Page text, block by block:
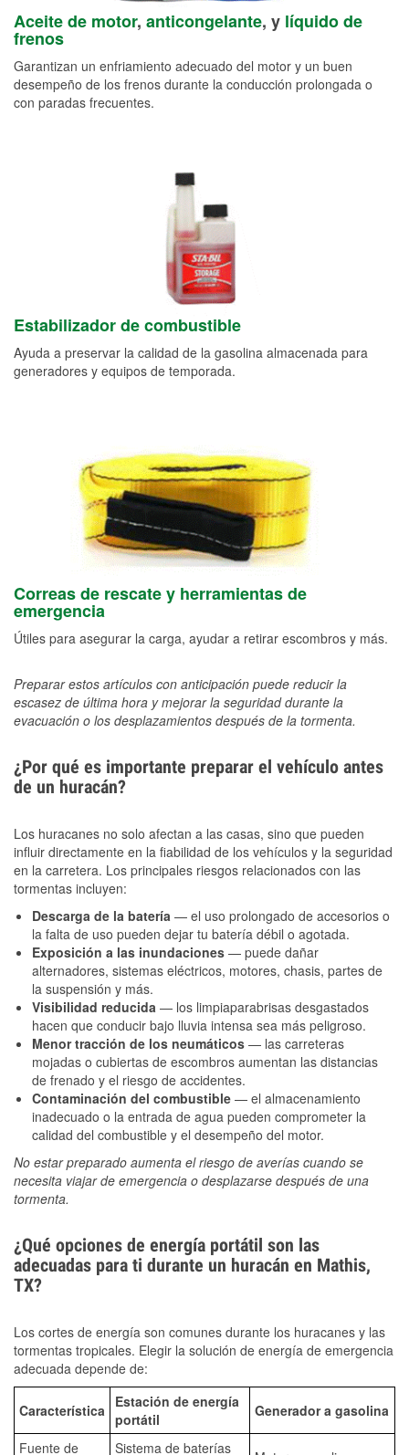
Aceite de motor, anticongelante, y líquido de
frenos
Garantizan un enfriamiento adecuado del motor y un buen
desempeño de los frenos durante la conducción prolongada o
con paradas frecuentes.
Estabilizador de combustible
Ayuda a preservar la calidad de la gasolina almacenada para
generadores y equipos de temporada.
Correas de rescate y herramientas de
emergencia
Útiles para asegurar la carga, ayudar a retirar escombros y más.
Preparar estos artículos con anticipación puede reducir la
escasez de última hora y mejorar la seguridad durante la
evacuación o los desplazamientos después de la tormenta.
¿Por qué es importante preparar el vehículo antes
de un huracán?
Los huracanes no solo afectan a las casas, sino que pueden
influir directamente en la fiabilidad de los vehículos y la seguridad
en la carretera. Los principales riesgos relacionados con las
tormentas incluyen:
Descarga de la batería — el uso prolongado de accesorios o
la falta de uso pueden dejar tu batería débil o agotada.
Exposición a las inundaciones — puede dañar
alternadores, sistemas eléctricos, motores, chasis, partes de
la suspensión y más.
Visibilidad reducida — los limpiaparabrisas desgastados
hacen que conducir bajo lluvia intensa sea más peligroso.
Menor tracción de los neumáticos — las carreteras
mojadas o cubiertas de escombros aumentan las distancias
de frenado y el riesgo de accidentes.
Contaminación del combustible — el almacenamiento
inadecuado o la entrada de agua pueden comprometer la
calidad del combustible y el desempeño del motor.
No estar preparado aumenta el riesgo de averías cuando se
necesita viajar de emergencia o desplazarse después de una
tormenta.
¿Qué opciones de energía portátil son las
adecuadas para ti durante un huracán en Mathis,
TX?
Los cortes de energía son comunes durante los huracanes y las
tormentas tropicales. Elegir la solución de energía de emergencia
adecuada depende de:
Característica
Estación de energía
portátil
Generador a gasolina
Fuente de Sistema de baterías